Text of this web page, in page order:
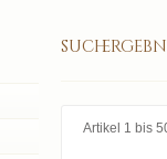
Artikel 1 bis